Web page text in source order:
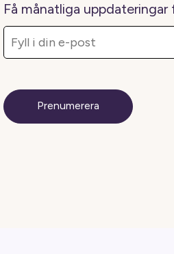
Få månatliga uppdateringar